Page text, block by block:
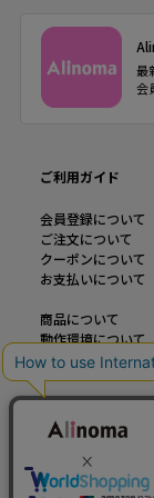
最
会
ご利用ガイド
会員登録について
ご注文について
クーポンについて
お支払いについて
商品について
動作環境について
インフォメーション
運営会社
お問い合わせ